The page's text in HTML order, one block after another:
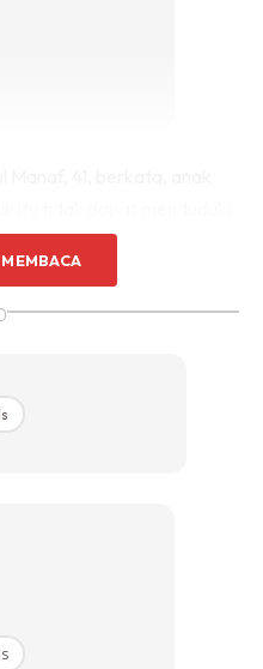
doktor.
UPSR di hospital, tetapi